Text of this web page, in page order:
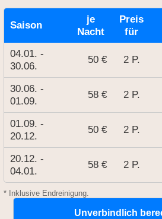
Saison
je
Nacht
Preis
für
04.01. -
30.06.
50 € 2 P.
30.06. -
01.09.
58 € 2 P.
01.09. -
20.12.
50 € 2 P.
20.12. -
04.01.
58 € 2 P.
* Inklusive Endreinigung.
Unverbindlich